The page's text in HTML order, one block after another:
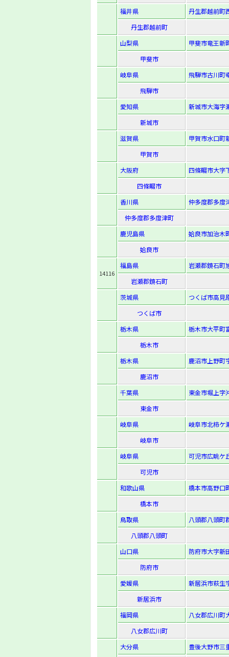
福井県
丹生郡越前町
丹生郡越前町
山梨県
甲斐市竜王新
甲斐市
岐阜県
飛騨市古川町
飛騨市
愛知県
新城市大海字
新城市
滋賀県
甲賀市水口町
甲賀市
大阪府
四條畷市大字
四條畷市
香川県
仲多度郡多度
仲多度郡多度津町
鹿児島県
姶良市加治木
姶良市
14116
福島県
岩瀬郡鏡石町
岩瀬郡鏡石町
茨城県
つくば市高見
つくば市
栃木県
栃木市大平町
栃木市
栃木県
鹿沼市上野町
鹿沼市
千葉県
東金市堀上字
東金市
岐阜県
岐阜市北柿ケ
岐阜市
岐阜県
可児市広眺ケ
可児市
和歌山県
橋本市高野口
橋本市
鳥取県
八頭郡八頭町
八頭郡八頭町
山口県
防府市大字新
防府市
愛媛県
新居浜市萩生
新居浜市
福岡県
八女郡広川町
八女郡広川町
大分県
豊後大野市三